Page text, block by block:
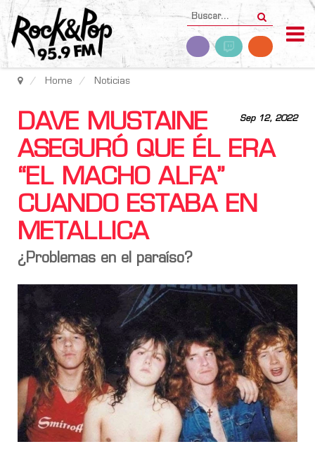
Home Noticias
Sep 12, 2022
DAVE MUSTAINE
ASEGURÓ QUE ÉL ERA
“EL MACHO ALFA”
CUANDO ESTABA EN
METALLICA
¿Problemas en el paraíso?